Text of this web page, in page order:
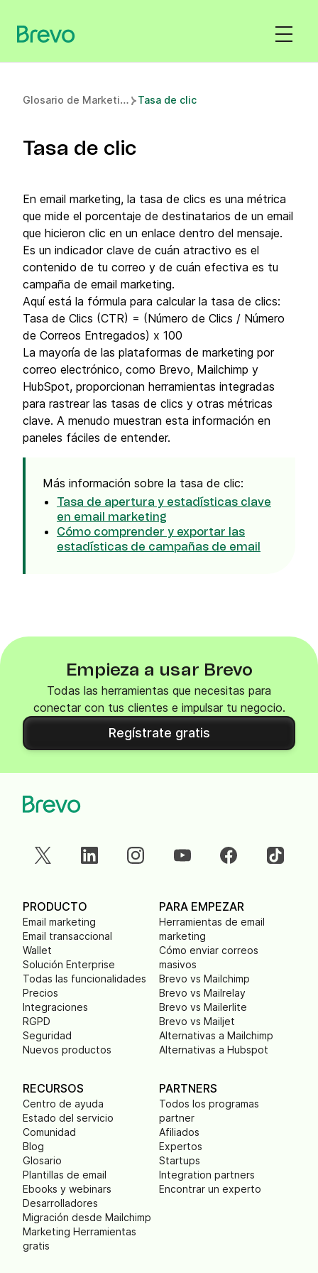
G
losario de Marketing Tasa de clic
Tasa de clic
En email marketing, la tasa de clics es una métrica
que mide el porcentaje de destinatarios de un email
que hicieron clic en un enlace dentro del mensaje.
Es un indicador clave de cuán atractivo es el
contenido de tu correo y de cuán efectiva es tu
campaña de email marketing.
Aquí está la fórmula para calcular la tasa de clics:
Tasa de Clics (CTR) = (Número de Clics / Número
de Correos Entregados) x 100
La mayoría de las plataformas de marketing por
correo electrónico, como Brevo, Mailchimp y
HubSpot, proporcionan herramientas integradas
para rastrear las tasas de clics y otras métricas
clave. A menudo muestran esta información en
paneles fáciles de entender.
Más información sobre la tasa de clic:
Tasa de apertura y estadísticas clave
en email marketing
Cómo comprender y exportar las
estadísticas de campañas de email
Empieza a usar Brevo
Todas las herramientas que necesitas para
conectar con tus clientes e impulsar tu negocio.
Regístrate gratis
PRODUCTO
Email marketing
Email transaccional
Wallet
Solución Enterprise
Todas las funcionalidades
Precios
Integraciones
RGPD
Seguridad
Nuevos productos
PARA EMPEZAR
Herramientas de email
marketing
Cómo enviar correos
masivos
Brevo vs Mailchimp
Brevo vs Mailrelay
Brevo vs Mailerlite
Brevo vs Mailjet
Alternativas a Mailchimp
Alternativas a Hubspot
RECURSOS
Centro de ayuda
Estado del servicio
Comunidad
Blog
Glosario
Plantillas de email
Ebooks y webinars
Desarrolladores
Migración desde Mailchimp
Marketing Herramientas
gratis
PARTNERS
Todos los programas
partner
Afiliados
Expertos
Startups
Integration partners
Encontrar un experto